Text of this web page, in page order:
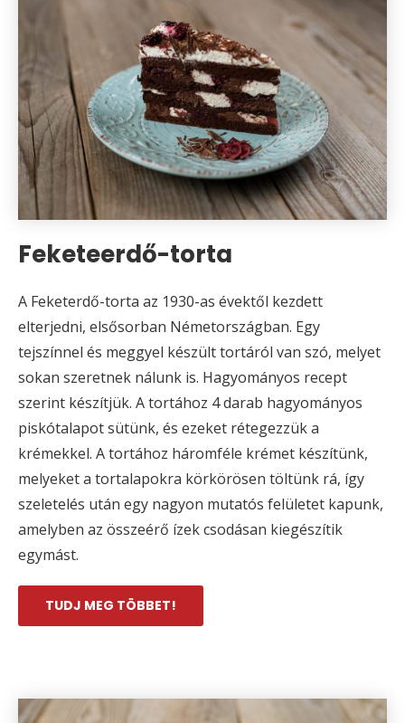
Feketeerdő-torta
A Feketerdő-torta az 1930-as évektől kezdett
elterjedni, elsősorban Németországban. Egy
tejszínnel és meggyel készült tortáról van szó, melyet
sokan szeretnek nálunk is. Hagyományos recept
szerint készítjük. A tortához 4 darab hagyományos
piskótalapot sütünk, és ezeket rétegezzük a
krémekkel. A tortához háromféle krémet készítünk,
melyeket a tortalapokra körkörösen töltünk rá, így
szeletelés után egy nagyon mutatós felületet kapunk,
amelyben az összeérő ízek csodásan kiegészítik
egymást.
TUDJ MEG TÖBBET!